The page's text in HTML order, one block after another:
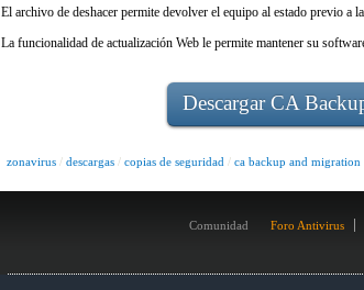
El archivo de deshacer permite devolver el equipo al estado previo a
La funcionalidad de actualización Web le permite mantener su
Descargar CA
zonavirus/ descargas/ copias de seguridad / ca backup and migration
Comunidad Foro Antivirus